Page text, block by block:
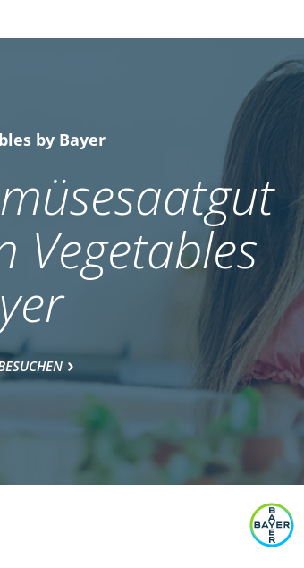
by Bayer
Vegetables